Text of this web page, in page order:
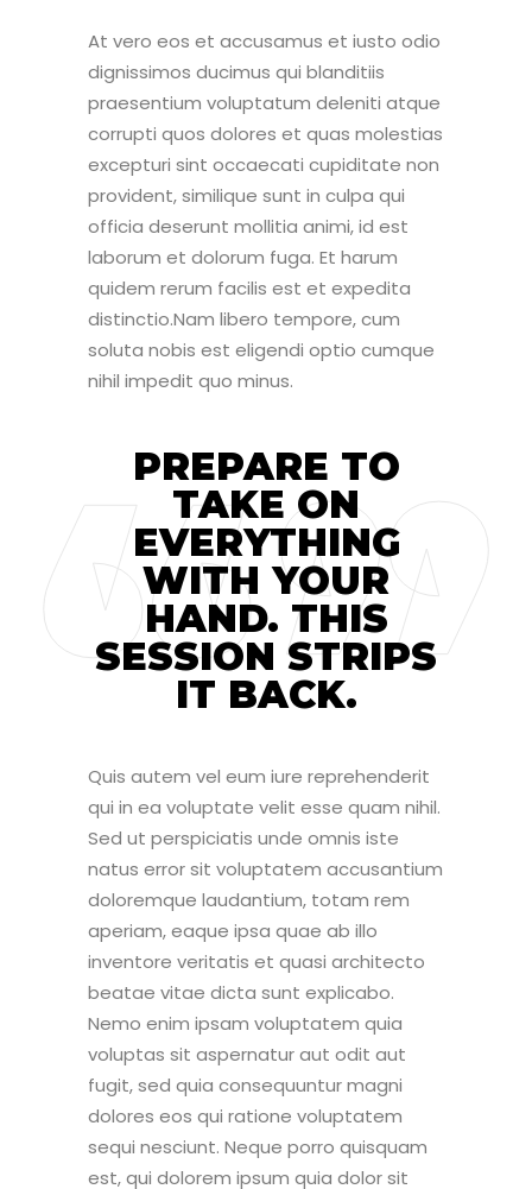
At vero eos et accusamus et iusto odio
dignissimos ducimus qui blanditiis
praesentium voluptatum deleniti atque
corrupti quos dolores et quas molestias
excepturi sint occaecati cupiditate non
provident, similique sunt in culpa qui
officia deserunt mollitia animi, id est
laborum et dolorum fuga. Et harum
quidem rerum facilis est et expedita
distinctio.Nam libero tempore, cum
soluta nobis est eligendi optio cumque
nihil impedit quo minus.
PREPARE TO
TAKE ON
EVERYTHING
WITH YOUR
HAND. THIS
SESSION STRIPS
IT BACK.
Quis autem vel eum iure reprehenderit
qui in ea voluptate velit esse quam nihil.
Sed ut perspiciatis unde omnis iste
natus error sit voluptatem accusantium
doloremque laudantium, totam rem
aperiam, eaque ipsa quae ab illo
inventore veritatis et quasi architecto
beatae vitae dicta sunt explicabo.
Nemo enim ipsam voluptatem quia
voluptas sit aspernatur aut odit aut
fugit, sed quia consequuntur magni
dolores eos qui ratione voluptatem
sequi nesciunt. Neque porro quisquam
est, qui dolorem ipsum quia dolor sit